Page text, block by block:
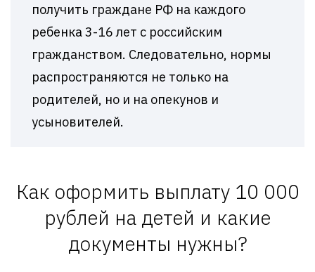
получить граждане РФ на каждого
ребенка 3-16 лет с российским
гражданством. Следовательно, нормы
распространяются не только на
родителей, но и на опекунов и
усыновителей.
Как оформить выплату 10 000
рублей на детей и какие
документы нужны?